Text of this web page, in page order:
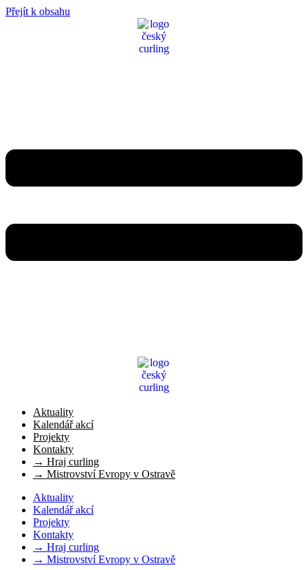
Přejít k obsahu
Aktuality
Kalendář akcí
Projekty
Kontakty
→ Hraj curling
→ Mistrovství Evropy v Ostravě
Aktuality
Kalendář akcí
Projekty
Kontakty
→ Hraj curling
→ Mistrovství Evropy v Ostravě